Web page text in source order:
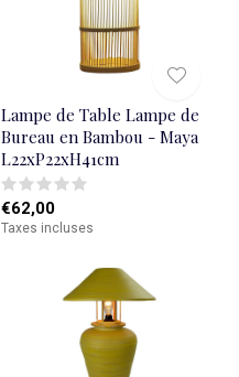
Lampe de Table Lampe de
Bureau en Bambou - Maya
L22xP22xH41cm
€62,00
Taxes incluses